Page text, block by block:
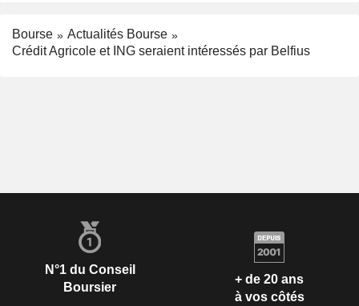
Bourse
Actualités Bourse
Crédit Agricole et ING seraient intéressés par Belfius
N°1 du Conseil
Boursier
+ de 20 ans
à vos côtés